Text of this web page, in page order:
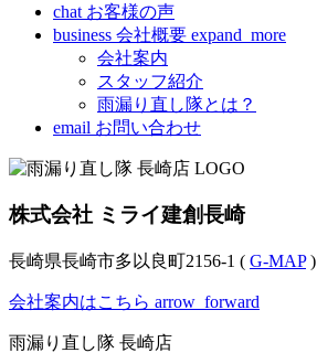
chat お客様の声
business 会社概要 expand_more
会社案内
スタッフ紹介
雨漏り直し隊とは？
email お問い合わせ
株式会社 ミライ建創長崎
長崎県長崎市多以良町2156-1 ( G-MAP)
会社案内はこちら arrow_forward
雨漏り直し隊 長崎店